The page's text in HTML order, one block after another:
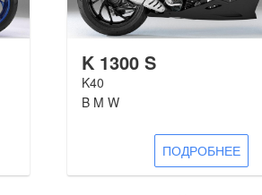
K 1300 S
K40
B M W
ПОДРОБНЕЕ